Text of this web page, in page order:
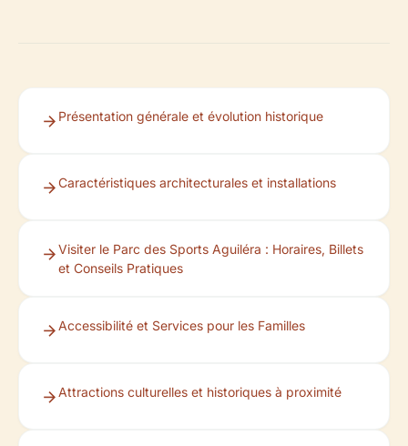
Présentation générale et évolution historique
Caractéristiques architecturales et installations
Visiter le Parc des Sports Aguiléra : Horaires, Billets
et Conseils Pratiques
Accessibilité et Services pour les Familles
Attractions culturelles et historiques à proximité